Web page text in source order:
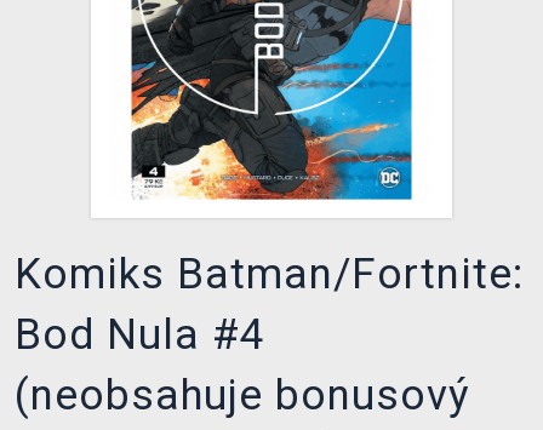
TCG & BOARDGAME HUB
VÝKUP HER (BAZAR)
Komiks Batman/Fortnite:
Bod Nula #4
(neobsahuje bonusový